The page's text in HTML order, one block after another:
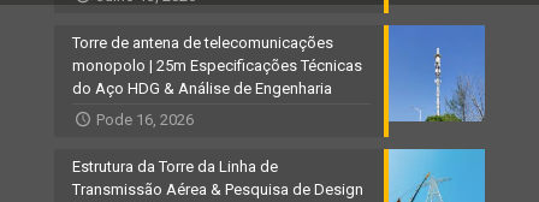
Torre de antena de telecomunicações
monopolo | 25m Especificações Técnicas
do Aço HDG & Análise de Engenharia
Pode 16, 2026
Estrutura da Torre da Linha de
Transmissão Aérea & Pesquisa de Design